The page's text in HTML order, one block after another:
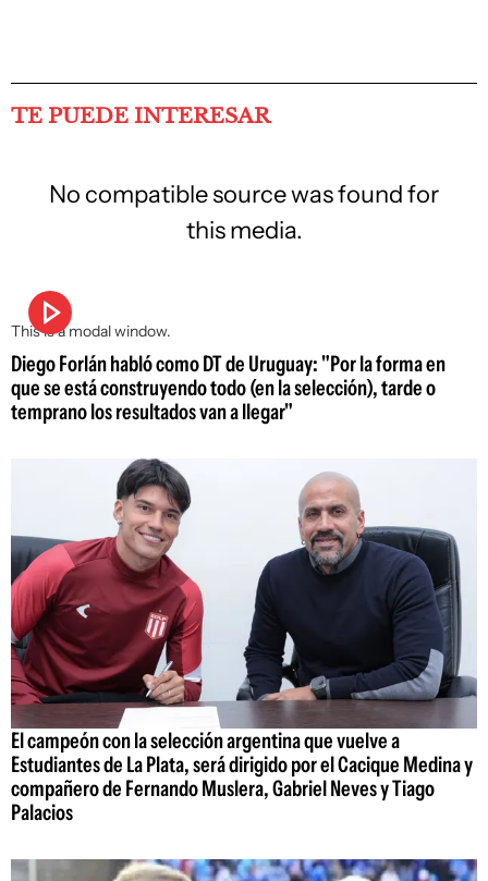
TE PUEDE INTERESAR
This is a modal window.
No compatible source was found for
this media.
Diego Forlán habló como DT de Uruguay: "Por la forma en
que se está construyendo todo (en la selección), tarde o
temprano los resultados van a llegar"
El campeón con la selección argentina que vuelve a
Estudiantes de La Plata, será dirigido por el Cacique Medina y
compañero de Fernando Muslera, Gabriel Neves y Tiago
Palacios